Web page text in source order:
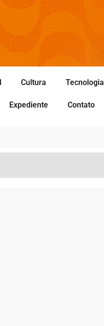
Cultura Tecnologia
Expediente Contato